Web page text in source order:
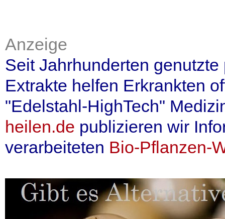
Anzeige
Seit Jahrhunderten
Extrakte helfen Erkrankten
"Edelstahl-HighTech"
heilen.de publizieren wir
verarbeiteten Bio-Pflanzen-